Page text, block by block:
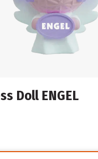
Doll ENGEL